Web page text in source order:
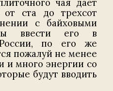
чая дает
ста до трехсот
с байховыми
ввести его в
по его же
пожалуй не менее
и много энергии со
будут вводить